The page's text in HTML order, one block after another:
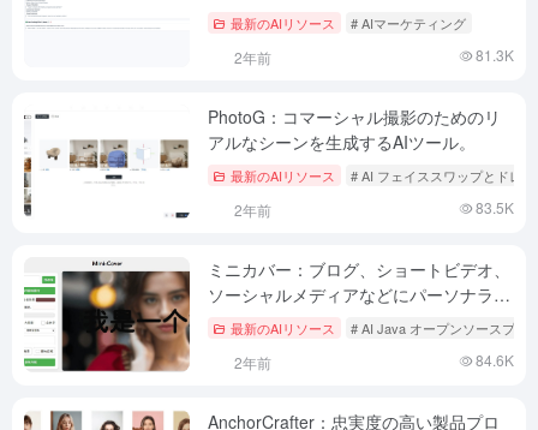
最新のAIリソース # AIマーケティング
2年前 81.3K
PhotoG：コマーシャル撮影のためのリ
アルなシーンを生成するAIツール。
最新のAIリソース # AI フェイススワップとドレ
2年前 83.5K
ミニカバー：ブログ、ショートビデオ、
ソーシャルメディアなどにパーソナライ
ズされたカバーを作成するために設計さ
れたオンラインカバーメーカー！
最新のAIリソース # AI Java オープンソースプロ
2年前 84.6K
AnchorCrafter：忠実度の高い製品プロ